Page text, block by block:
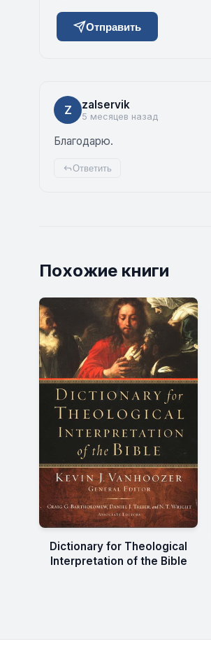
Отправить
Z zalservik
5 месяцев назад
Благодарю.
Ответить
Похожие книги
Dictionary for Theological
Interpretation of the Bible